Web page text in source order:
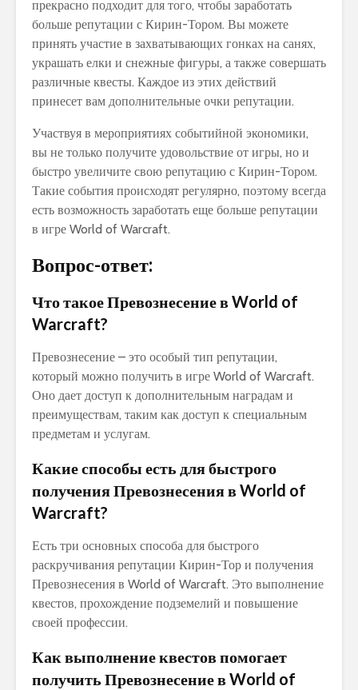
прекрасно подходит для того, чтобы заработать
больше репутации с Кирин-Тором. Вы можете
принять участие в захватывающих гонках на санях,
украшать елки и снежные фигуры, а также совершать
различные квесты. Каждое из этих действий
принесет вам дополнительные очки репутации.
Участвуя в мероприятиях событийной экономики,
вы не только получите удовольствие от игры, но и
быстро увеличите свою репутацию с Кирин-Тором.
Такие события происходят регулярно, поэтому всегда
есть возможность заработать еще больше репутации
в игре World of Warcraft.
Вопрос-ответ:
Что такое Превознесение в World of
Warcraft?
Превознесение – это особый тип репутации,
который можно получить в игре World of Warcraft.
Оно дает доступ к дополнительным наградам и
преимуществам, таким как доступ к специальным
предметам и услугам.
Какие способы есть для быстрого
получения Превознесения в World of
Warcraft?
Есть три основных способа для быстрого
раскручивания репутации Кирин-Тор и получения
Превознесения в World of Warcraft. Это выполнение
квестов, прохождение подземелий и повышение
своей профессии.
Как выполнение квестов помогает
получить Превознесение в World of